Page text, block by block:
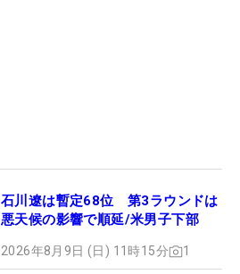
石川遼は暫定68位 第3ラウンドは
悪天候の影響で順延/米男子下部
2026年8月9日 (日) 11時15分 1